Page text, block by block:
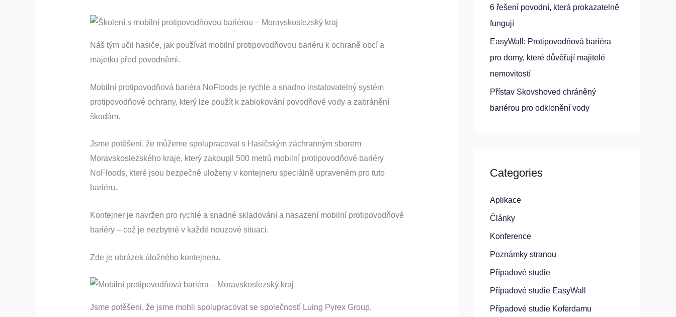
Náš tým učil hasiče, jak používat mobilní protipovodňovou bariéru k ochraně obcí a
majetku před povodněmi.
Mobilní protipovodňová bariéra NoFloods je rychle a snadno instalovatelný systém
protipovodňové ochrany, který lze použít k zablokování povodňové vody a zabránění
škodám.
Jsme potěšeni, že můžeme spolupracovat s Hasičským záchranným sborem
Moravskoslezského kraje, který zakoupil 500 metrů mobilní protipovodňové bariéry
NoFloods, které jsou bezpečně uloženy v kontejneru speciálně upraveném pro tuto
bariéru.
Kontejner je navržen pro rychlé a snadné skladování a nasazení mobilní protipovodňové
bariéry – což je nezbytné v každé nouzové situaci.
Zde je obrázek úložného kontejneru.
Jsme potěšeni, že jsme mohli spolupracovat se společností Luing Pyrex Group,
:6 řešení povodní, která prokazatelně
fungují
EasyWall: Protipovodňová bariéra
pro domy, které důvěřují majitelé
nemovitostí
Přístav Skovshoved chráněný
bariérou pro odklonění vody
Categories
Aplikace
Články
Konference
Poznámky stranou
Případové studie
Případové studie EasyWall
Případové studie Koferdamu